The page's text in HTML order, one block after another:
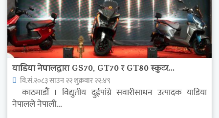
याडिया नेपालद्वारा GS70, GT70 र GT80 स्कुटर...
वि.सं.२०८३ साउन २२ शुक्रवार २२:४९
काठमाडौं । विद्युतीय दुईपांग्रे सवारीसाधन उत्पादक याडिया
नेपालले नेपाली...